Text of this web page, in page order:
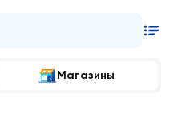
Магазины